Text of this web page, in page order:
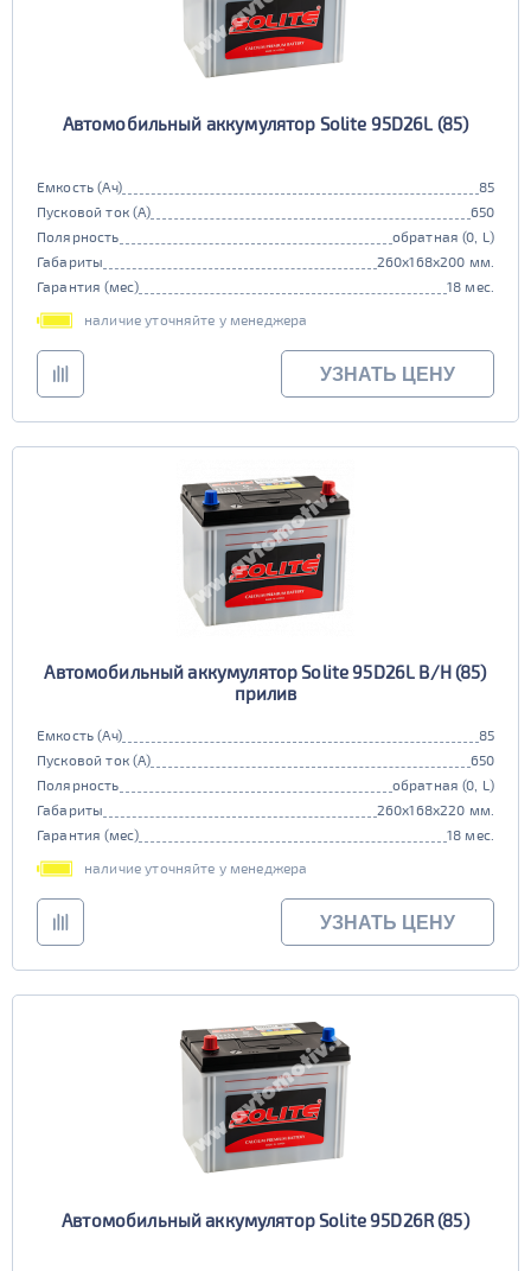
Автомобильный аккумулятор Solite 95D26L (85)
Емкость (Ач)
85
Пусковой ток (А)
650
Полярность
обратная (0, L)
Габариты
260x168x200 мм.
Гарантия (мес)
18 мес.
наличие уточняйте у менеджера
УЗНАТЬ ЦЕНУ
Автомобильный аккумулятор Solite 95D26L B/H (85)
прилив
Емкость (Ач)
85
Пусковой ток (А)
650
Полярность
обратная (0, L)
Габариты
260x168x220 мм.
Гарантия (мес)
18 мес.
наличие уточняйте у менеджера
УЗНАТЬ ЦЕНУ
Автомобильный аккумулятор Solite 95D26R (85)